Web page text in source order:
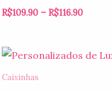
R$109.90 – R$116.90
Caixinhas
Faixa
de